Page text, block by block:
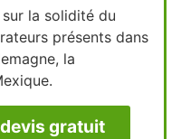
la solidité du
présents dans
la
gratuit